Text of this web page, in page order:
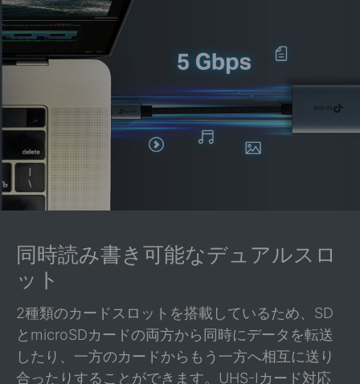
同時読み書き可能なデュアルスロ
ット
2種類のカードスロットを搭載しているため、SD
とmicroSDカードの両方から同時にデータを転送
したり、一方のカードからもう一方へ相互に送り
合ったりすることができます。UHS-Iカード対応